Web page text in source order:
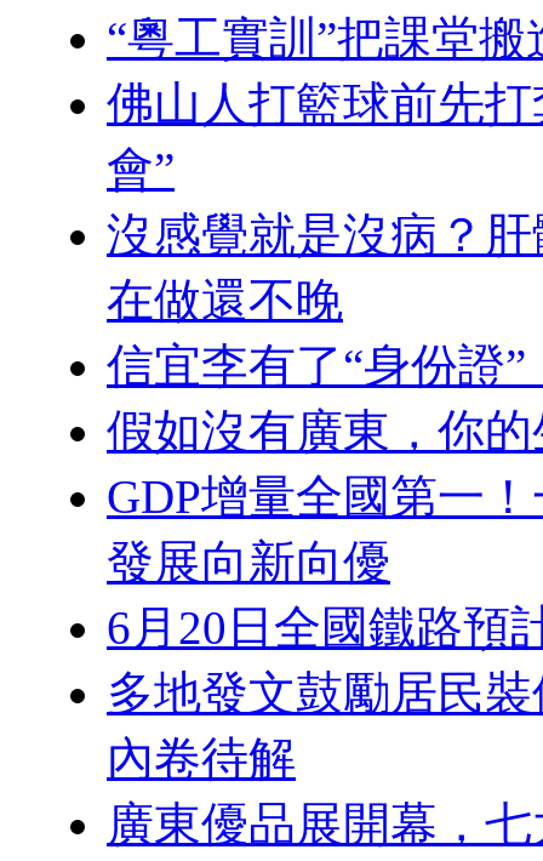
“粵工實訓”把課堂
佛山人打籃球前先
會”
沒感覺就是沒病？
在做還不晚
信宜李有了“身份證”
假如沒有廣東，你
GDP增量全國第一
發展向新向優
6月20日全國鐵路預
多地發文鼓勵居民
內卷待解
廣東優品展開幕，